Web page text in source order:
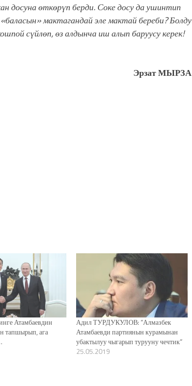
досуна өткөрүп берди. Соке досу да ушинтип
мактагандай эле мактай береби? Болду
сүйлөп, өз алдынча иш алып баруусу керек!
Эрзат МЫРЗА
Атамбаевдин
тапшырып, ага
Адил ТУРДУКУЛОВ: “Алмазбек
Атамбаевди партиянын курамынан
убактылуу чыгарып турууну чечтик”
25.05.2019